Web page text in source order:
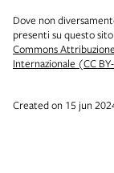
Dove non
presenti su questo
Commons
Internazionale (CC
Created on 15 jun